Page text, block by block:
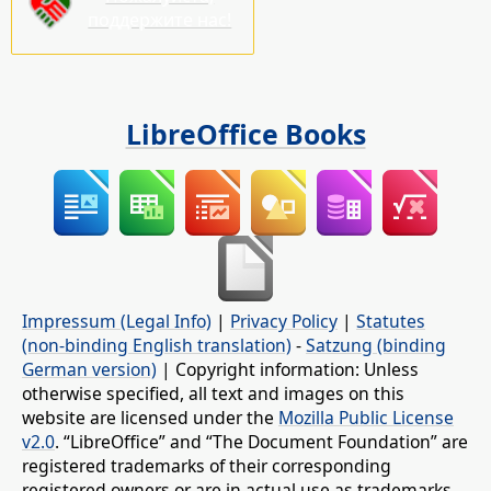
LibreOffice Books
Impressum (Legal Info) | Privacy Policy | Statutes
(non-binding English translation) -Satzung (binding
German version) | Copyright information: Unless
otherwise specified, all text and images on this
website are licensed under the Mozilla Public License
v2.0. “LibreOffice” and “The Document Foundation” are
registered trademarks of their corresponding